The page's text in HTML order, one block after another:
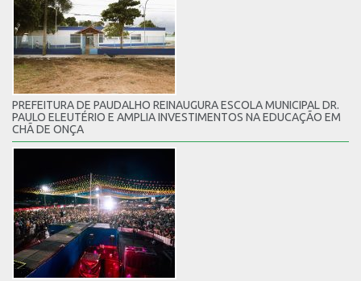
PREFEITURA DE PAUDALHO REINAUGURA ESCOLA MUNICIPAL DR.
PAULO ELEUTÉRIO E AMPLIA INVESTIMENTOS NA EDUCAÇÃO EM
CHÃ DE ONÇA